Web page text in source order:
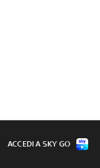
ACCEDI A SKY GO